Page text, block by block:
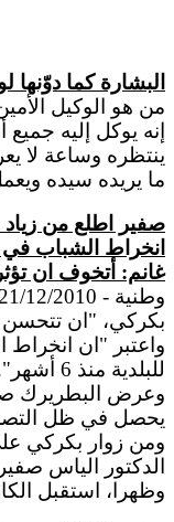
البشارة كما دوّنها
من هو الوكيل
إنه يوكل إليه جميع
ينتظره وساعة لا
ما يريده سيده
صفير اطلع من زياد
انخراط الشباب في
غانم: أتخوف ان
بكركي، "ان تتحسن
واعتبر "ان انخراط
للبلدية منذ 6 أشهر".
وعرض البطريرك
يحصل في ظل
ومن زوار بكركي
الدكتور الياس
وظهرا، استقبل